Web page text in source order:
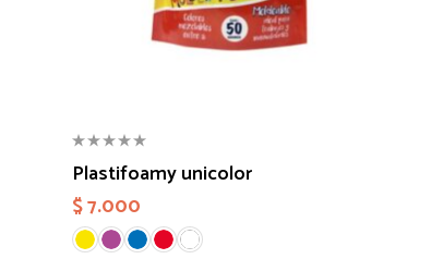
Plastifoamy unicolor
$7.000